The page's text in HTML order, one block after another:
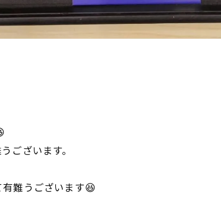
ございます。
難うございます😆